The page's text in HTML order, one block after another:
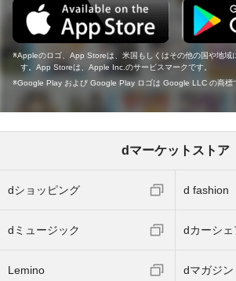
Appleのロゴ、App Storeは、米国もしくはその他の国や地域
す。App Storeは、Apple Inc.のサービスマークです。
Google Play および Google Play ロゴは Google LLC の商標
dマーケットストア
dショッピング d fashion
dミュージック dカーシェ
Lemino dマガジン